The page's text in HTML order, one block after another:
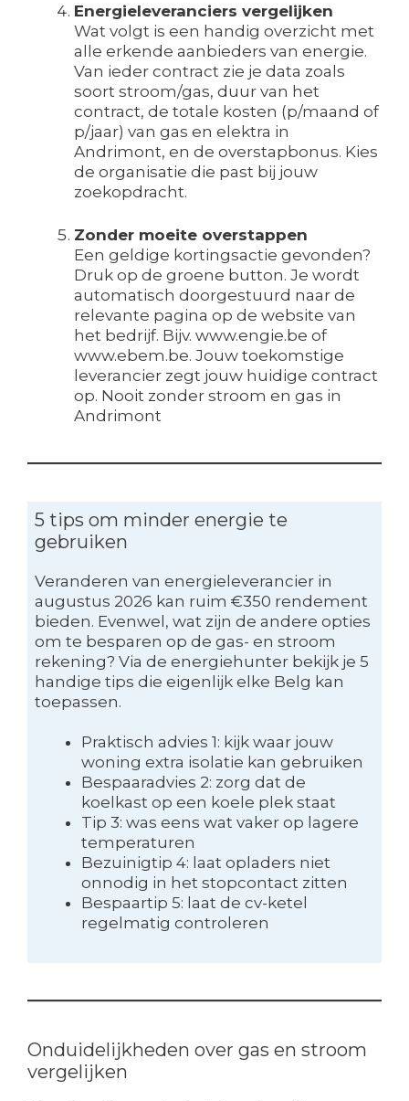
Energieleveranciers vergelijken
Wat volgt is een handig overzicht met
alle erkende aanbieders van energie.
Van ieder contract zie je data zoals
soort stroom/gas, duur van het
contract, de totale kosten (p/maand of
p/jaar) van gas en elektra in
Andrimont, en de overstapbonus. Kies
de organisatie die past bij jouw
zoekopdracht.
Zonder moeite overstappen
Een geldige kortingsactie gevonden?
Druk op de groene button. Je wordt
automatisch doorgestuurd naar de
relevante pagina op de website van
het bedrijf. Bijv. www.engie.be of
www.ebem.be. Jouw toekomstige
leverancier zegt jouw huidige contract
op. Nooit zonder stroom en gas in
Andrimont
5 tips om minder energie te
gebruiken
Veranderen van energieleverancier in
augustus 2026 kan ruim €350 rendement
bieden. Evenwel, wat zijn de andere opties
om te besparen op de gas- en stroom
rekening? Via de energiehunter bekijk je 5
handige tips die eigenlijk elke Belg kan
toepassen.
Praktisch advies 1: kijk waar jouw
woning extra isolatie kan gebruiken
Bespaaradvies 2: zorg dat de
koelkast op een koele plek staat
Tip 3: was eens wat vaker op lagere
temperaturen
Bezuinigtip 4: laat opladers niet
onnodig in het stopcontact zitten
Bespaartip 5: laat de cv-ketel
regelmatig controleren
Onduidelijkheden over gas en stroom
vergelijken